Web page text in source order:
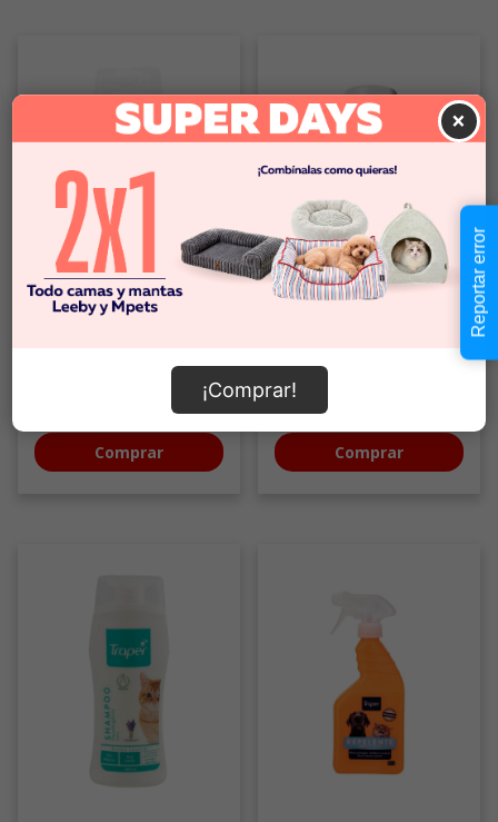
×
¡Comprar!
Comprar
Shampoo espuma seca gato
(170 ML)
$4.990
Comprar
Reportar error